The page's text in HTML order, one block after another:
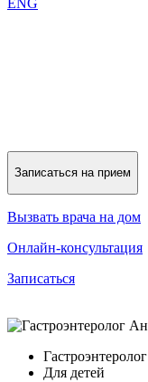
ENG
Записаться на прием
Вызвать врача на дом
Онлайн-консультация
Записаться
Гастроэнтеролог
Для детей